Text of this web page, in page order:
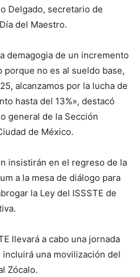
Delgado, secretario de
del Maestro.
demagogia de un incremento
porque no es al sueldo base,
alcanzamos por la lucha de
hasta del 13%», destacó
general de la Sección
de México.
insistirán en el regreso de la
a la mesa de diálogo para
la Ley del ISSSTE de
llevará a cabo una jornada
una movilización del
Zócalo.